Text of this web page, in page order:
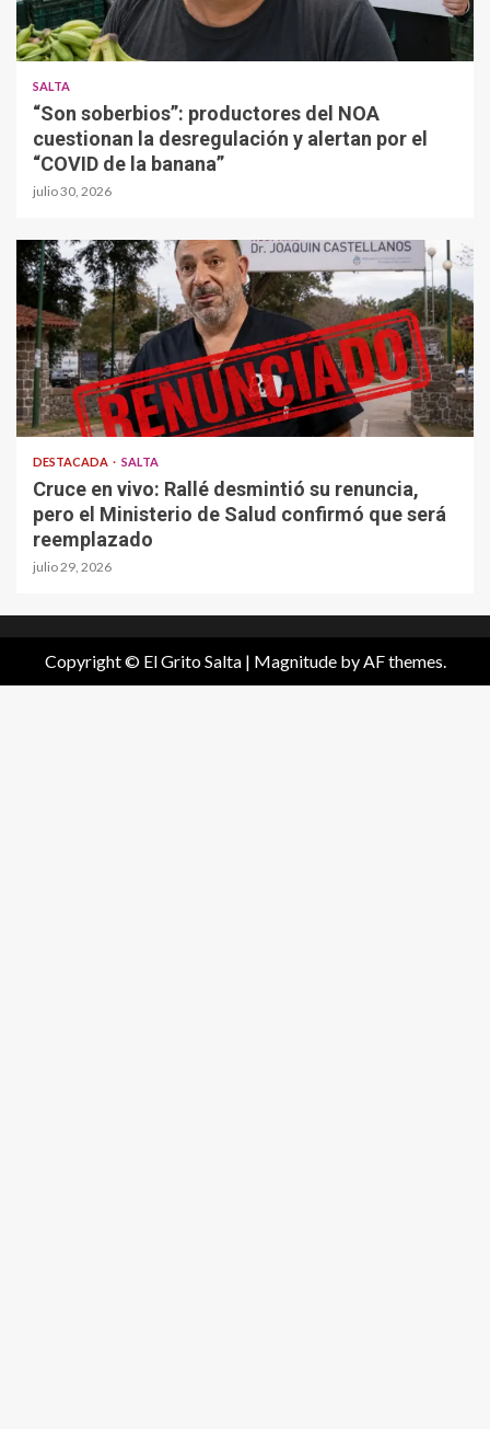
SALTA
“Son soberbios”: productores del NOA
cuestionan la desregulación y alertan por el
“COVID de la banana”
julio 30, 2026
DESTACADA SALTA
Cruce en vivo: Rallé desmintió su renuncia,
pero el Ministerio de Salud confirmó que será
reemplazado
julio 29, 2026
Copyright © El Grito Salta | Magnitudeby AF themes.